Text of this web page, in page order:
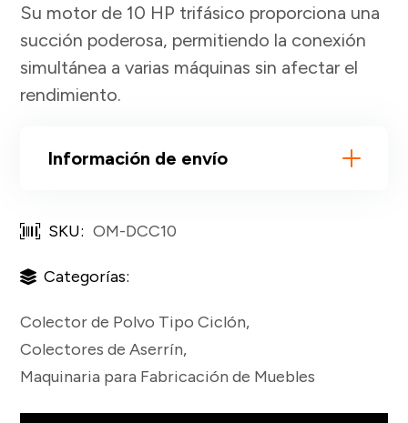
Su motor de 10 HP trifásico proporciona una
succión poderosa, permitiendo la conexión
simultánea a varias máquinas sin afectar el
rendimiento.
Información de envío
SKU: OM-DCC10
Categorías:
Colector de Polvo Tipo Ciclón,
Colectores de Aserrín,
Maquinaria para Fabricación de Muebles